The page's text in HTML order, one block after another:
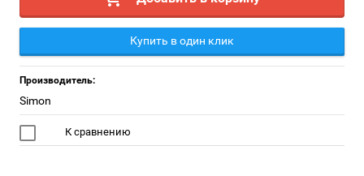
Купить в один клик
Производитель:
Simon
К сравнению